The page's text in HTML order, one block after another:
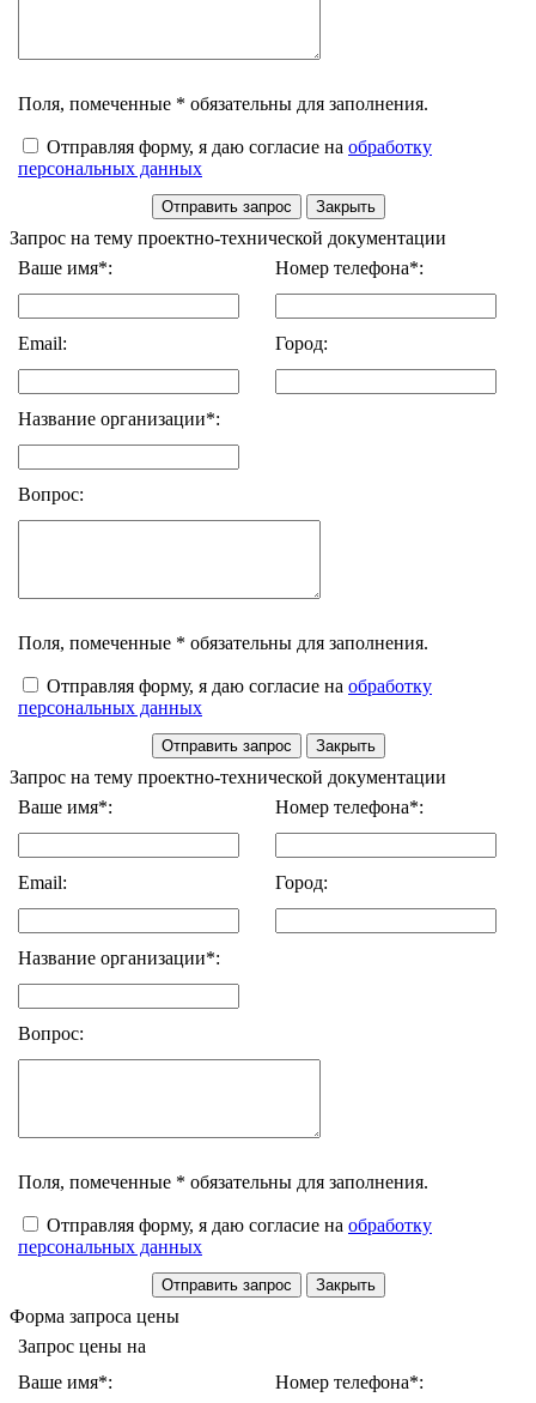
Поля, помеченные * обязательны для заполнения.
Отправляя форму, я даю согласие на обработку
персональных данных
Запрос на тему проектно-технической документации
Ваше имя*:
Номер телефона*:
Email: Город:
Название организации*:
Вопрос:
Поля, помеченные * обязательны для заполнения.
Отправляя форму, я даю согласие на обработку
персональных данных
Запрос на тему проектно-технической документации
Ваше имя*:
Номер телефона*:
Email: Город:
Название организации*:
Вопрос:
Поля, помеченные * обязательны для заполнения.
Отправляя форму, я даю согласие на обработку
персональных данных
Форма запроса цены
Запрос цены на
Ваше имя*:
Номер телефона*: